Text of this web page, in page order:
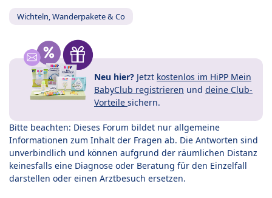
Wichteln, Wanderpakete & Co
Neu hier? Jetzt kostenlos im HiPP Mein
BabyClub registrieren und deine Club-
Vorteile sichern.
Bitte beachten: Dieses Forum bildet nur allgemeine
Informationen zum Inhalt der Fragen ab. Die Antworten sind
unverbindlich und können aufgrund der räumlichen Distanz
keinesfalls eine Diagnose oder Beratung für den Einzelfall
darstellen oder einen Arztbesuch ersetzen.